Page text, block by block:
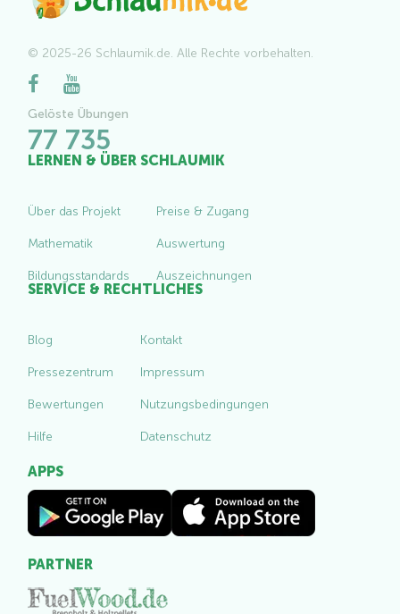
© 2025-26 Schlaumik.de. Alle Rechte vorbehalten.
Gelöste Übungen
77 735
LERNEN & ÜBER SCHLAUMIK
Über das Projekt
Mathematik
Bildungsstandards
Preise & Zugang
Auswertung
Auszeichnungen
SERVICE & RECHTLICHES
Blog
Pressezentrum
Bewertungen
Hilfe
Kontakt
Impressum
Nutzungsbedingungen
Datenschutz
APPS
PARTNER